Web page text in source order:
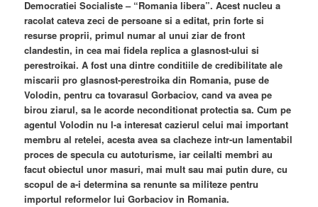
Democratiei Socialiste – “Romania libera”. Acest nucleu a
racolat cateva zeci de persoane si a editat, prin forte si
resurse proprii, primul numar al unui ziar de front
clandestin, in cea mai fidela replica a glasnost-ului si
perestroikai. A fost una dintre conditiile de credibilitate ale
miscarii pro glasnost-perestroika din Romania, puse de
Volodin, pentru ca tovarasul Gorbaciov, cand va avea pe
birou ziarul, sa le acorde neconditionat protectia sa. Cum pe
agentul Volodin nu l-a interesat cazierul celui mai important
membru al retelei, acesta avea sa clacheze intr-un lamentabil
proces de specula cu autoturisme, iar ceilalti membri au
facut obiectul unor masuri, mai mult sau mai putin dure, cu
scopul de a-i determina sa renunte sa militeze pentru
importul reformelor lui Gorbaciov in Romania.